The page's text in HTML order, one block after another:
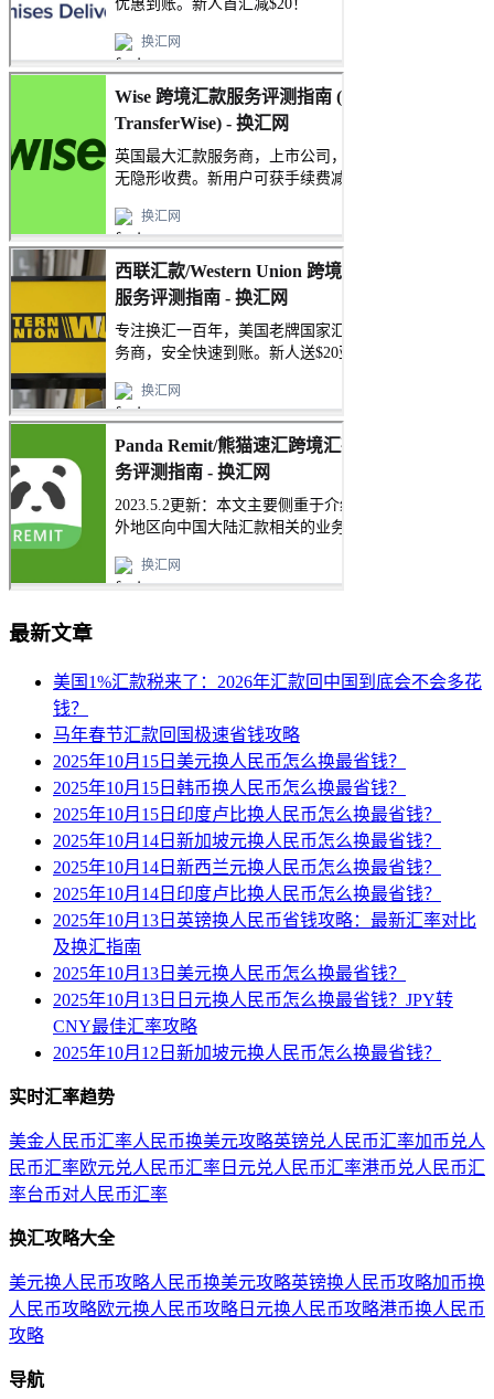
最新文章
美国1%汇款税来了：2026年汇款回中国到底会不会多花
钱？
马年春节汇款回国极速省钱攻略
2025年10月15日美元换人民币怎么换最省钱？
2025年10月15日韩币换人民币怎么换最省钱？
2025年10月15日印度卢比换人民币怎么换最省钱？
2025年10月14日新加坡元换人民币怎么换最省钱？
2025年10月14日新西兰元换人民币怎么换最省钱？
2025年10月14日印度卢比换人民币怎么换最省钱？
2025年10月13日英镑换人民币省钱攻略：最新汇率对比
及换汇指南
2025年10月13日美元换人民币怎么换最省钱？
2025年10月13日日元换人民币怎么换最省钱？JPY转
CNY最佳汇率攻略
2025年10月12日新加坡元换人民币怎么换最省钱？
实时汇率趋势
美金人民币汇率人民币换美元攻略英镑兑人民币汇率加币兑人
民币汇率欧元兑人民币汇率 日元兑人民币汇率港币兑人民币汇
率台币对人民币汇率
换汇攻略大全
美元换人民币攻略人民币换美元攻略英镑换人民币攻略加币换
人民币攻略欧元换人民币攻略 日元换人民币攻略港币换人民币
攻略
导航